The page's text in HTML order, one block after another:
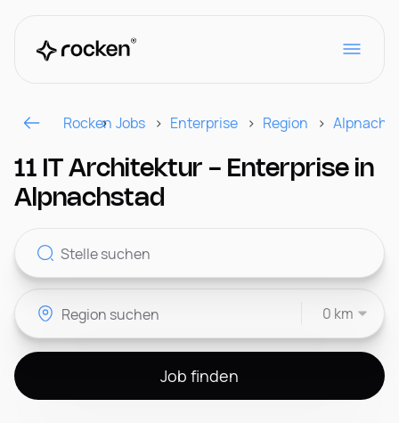
Für Arbeitgeber
Kontakt
CH
Rocken Jobs Enterprise Region
11 IT Architektur - Enterprise in
Alpnachstad
0 km
Job finden